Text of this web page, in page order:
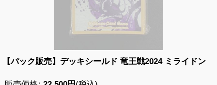
【パック販売】デッキシールド 竜王戦2024 ミライドン